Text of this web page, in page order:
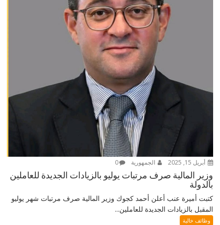
أبريل 15, 2025 الجمهورية 0
وزير المالية صرف مرتبات يوليو بالزيادات الجديدة للعاملين
بالدولة
كتبت أميرة عنب أعلن أحمد كجوك وزير المالية صرف مرتبات شهر يوليو
المقبل بالزيادات الجديدة للعاملين...
وظائف خالية